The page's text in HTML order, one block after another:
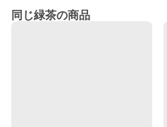
同じ緑茶の商品